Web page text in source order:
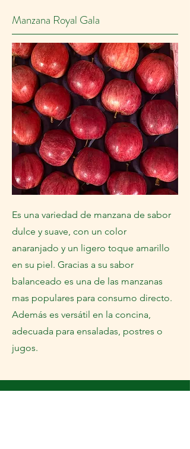
Manzana Royal Gala
Es una variedad de manzana de sabor
dulce y suave, con un color
anaranjado y un ligero toque amarillo
en su piel. Gracias a su sabor
balanceado es una de las manzanas
mas populares para consumo directo.
Además es versátil en la concina,
adecuada para ensaladas, postres o
jugos.